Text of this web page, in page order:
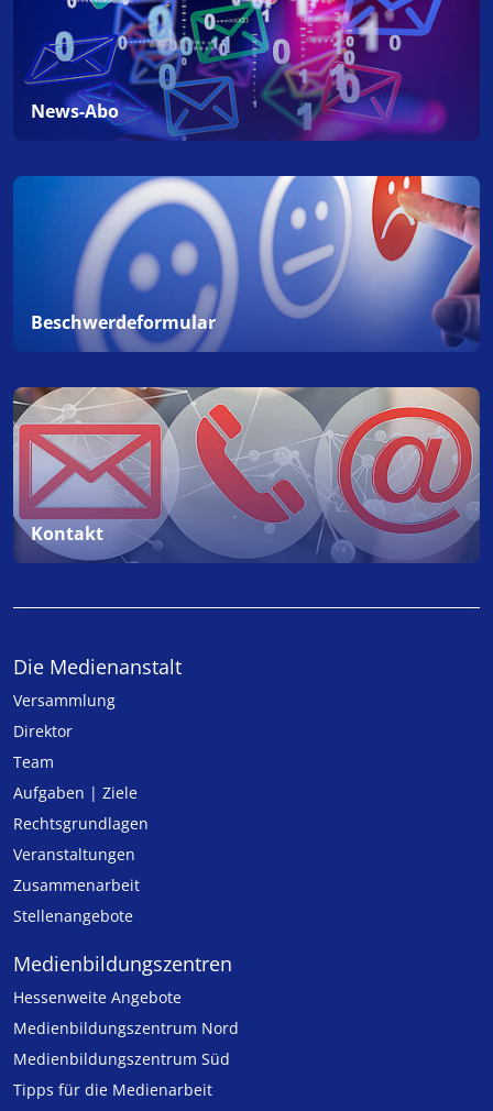
News-Abo
Beschwerdeformular
Kontakt
Die Medienanstalt
Versammlung
Direktor
Team
Aufgaben | Ziele
Rechtsgrundlagen
Veranstaltungen
Zusammenarbeit
Stellenangebote
Medien­bildungs­zentren
Hessenweite Angebote
Medienbildungszentrum Nord
Medienbildungszentrum Süd
Tipps für die Medienarbeit